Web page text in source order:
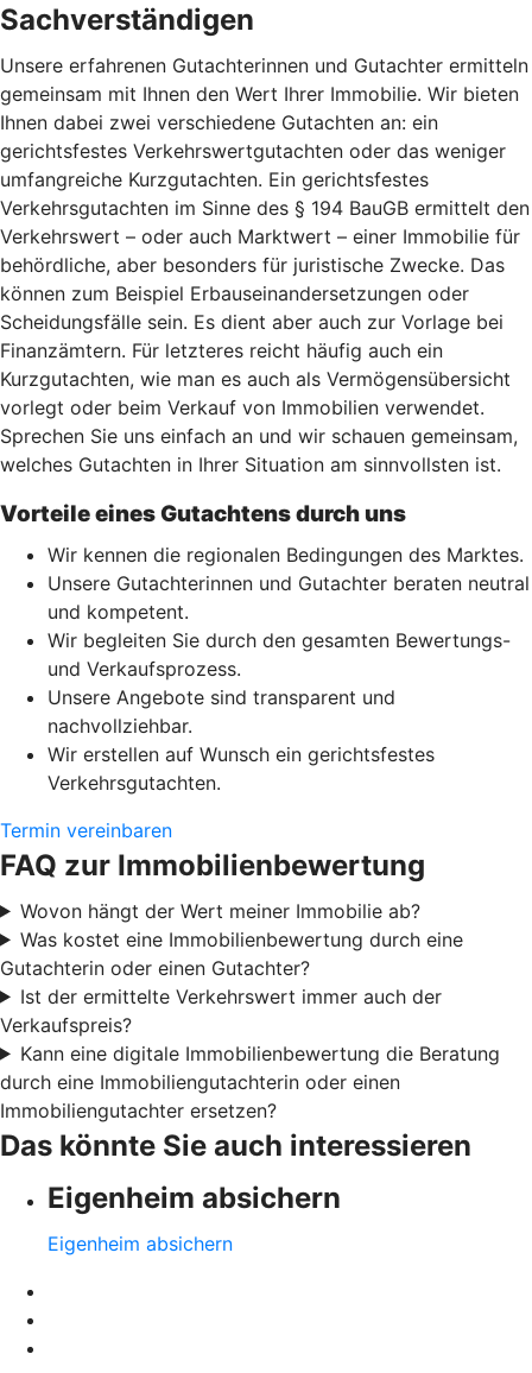
Sachverständigen
Unsere erfahrenen Gutachterinnen und Gutachter ermitteln
gemeinsam mit Ihnen den Wert Ihrer Immobilie. Wir bieten
Ihnen dabei zwei verschiedene Gutachten an: ein
gerichtsfestes Verkehrswertgutachten oder das weniger
umfangreiche Kurzgutachten. Ein gerichtsfestes
Verkehrsgutachten im Sinne des § 194 BauGB ermittelt den
Verkehrswert – oder auch Marktwert – einer Immobilie für
behördliche, aber besonders für juristische Zwecke. Das
können zum Beispiel Erbauseinandersetzungen oder
Scheidungsfälle sein. Es dient aber auch zur Vorlage bei
Finanzämtern. Für letzteres reicht häufig auch ein
Kurzgutachten, wie man es auch als Vermögensübersicht
vorlegt oder beim Verkauf von Immobilien verwendet.
Sprechen Sie uns einfach an und wir schauen gemeinsam,
welches Gutachten in Ihrer Situation am sinnvollsten ist.
Vorteile eines Gutachtens durch uns
Wir kennen die regionalen Bedingungen des Marktes.
Unsere Gutachterinnen und Gutachter beraten neutral
und kompetent.
Wir begleiten Sie durch den gesamten Bewertungs-
und Verkaufsprozess.
Unsere Angebote sind transparent und
nachvollziehbar.
Wir erstellen auf Wunsch ein gerichtsfestes
Verkehrsgutachten.
Termin vereinbaren
FAQ zur Immobilienbewertung
Wovon hängt der Wert meiner Immobilie ab?
Was kostet eine Immobilienbewertung durch eine
Gutachterin oder einen Gutachter?
Ist der ermittelte Verkehrswert immer auch der
Verkaufspreis?
Kann eine digitale Immobilienbewertung die Beratung
durch eine Immobiliengutachterin oder einen
Immobiliengutachter ersetzen?
Das könnte Sie auch interessieren
Eigenheim absichern
Eigenheim absichern